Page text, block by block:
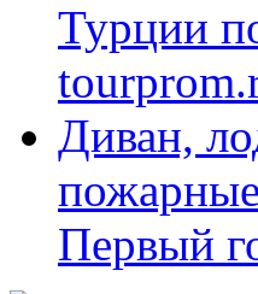
Турции
Диван,
Первый